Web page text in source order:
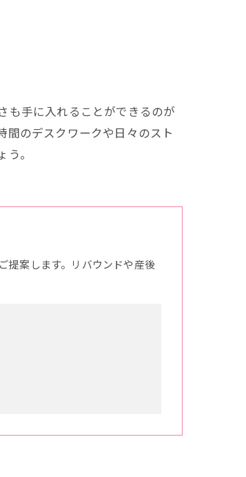
も手に入れることができるのが
間のデスクワークや日々のスト
。
提案します。リバウンドや産後